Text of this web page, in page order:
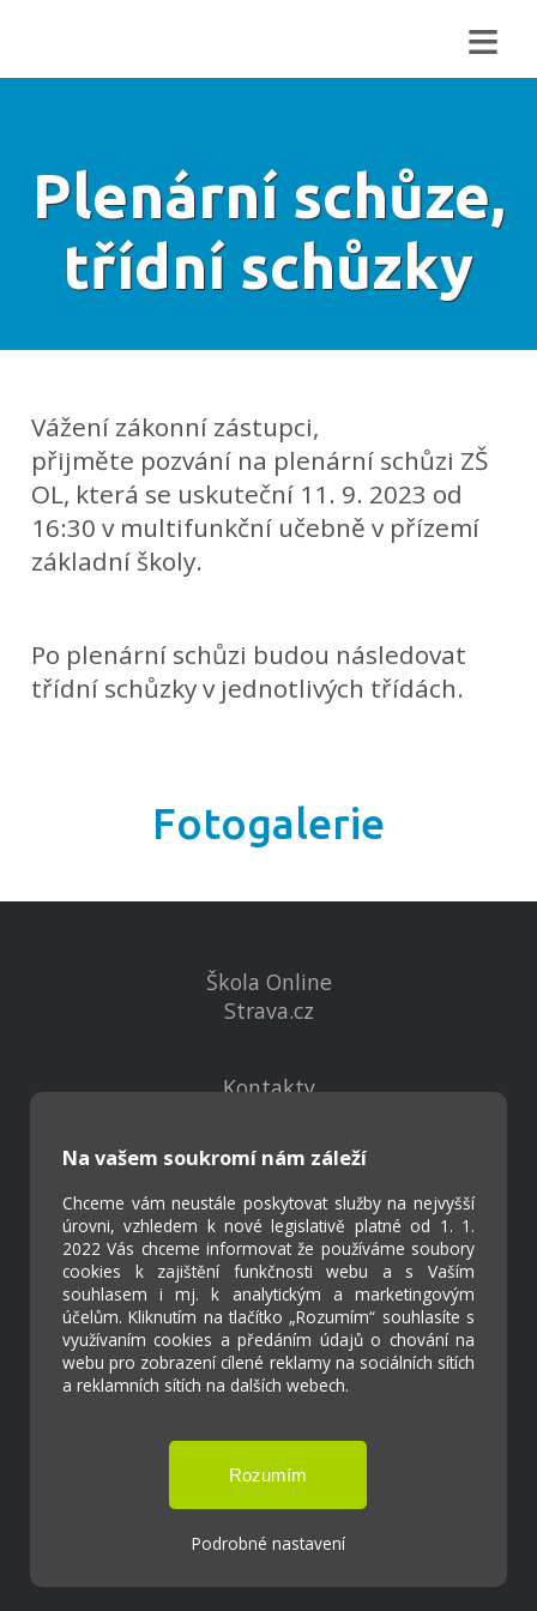
≡
Plenární schůze,
třídní schůzky
Vážení zákonní zástupci,
přijměte pozvání na plenární schůzi ZŠ
OL, která se uskuteční 11. 9. 2023 od
16:30 v multifunkční učebně v přízemí
základní školy.
Po plenární schůzi budou následovat
třídní schůzky v jednotlivých třídách.
Fotogalerie
Na vašem soukromí nám záleží
Chceme vám neustále poskytovat služby na nejvyšší
úrovni, vzhledem k nové legislativě platné od 1. 1.
2022 Vás chceme informovat že používáme soubory
cookies k zajištění funkčnosti webu a s Vaším
souhlasem i mj. k analytickým a marketingovým
účelům. Kliknutím na tlačítko „Rozumím“ souhlasíte s
využívaním cookies a předáním údajů o chování na
webu pro zobrazení cílené reklamy na sociálních sítích
a reklamních sítích na dalších webech.
Podrobné nastavení
Škola Online
Strava.cz
Kontakty
Virtuální prohlídka
Cookies
Přístupnost
Přihlášení
Základní škola a Mateřská škola Ostrožská
Lhota
Tvorba webových stránek weboa.cz